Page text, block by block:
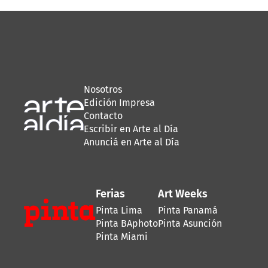
Nosotros
Edición Impresa
Contacto
Escribir en Arte al Día
Anunciá en Arte al Día
Ferias
Pinta Lima
Pinta BAphoto
Pinta Miami
Art Weeks
Pinta Panamá
Pinta Asunción